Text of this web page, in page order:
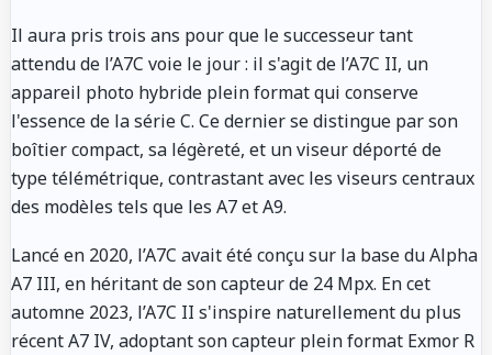
Il aura pris trois ans pour que le successeur tant
attendu de l’A7C voie le jour : il s'agit de l’A7C II, un
appareil photo hybride plein format qui conserve
l'essence de la série C. Ce dernier se distingue par son
boîtier compact, sa légèreté, et un viseur déporté de
type télémétrique, contrastant avec les viseurs centraux
des modèles tels que les A7 et A9.
Lancé en 2020, l’A7C avait été conçu sur la base du Alpha
A7 III, en héritant de son capteur de 24 Mpx. En cet
automne 2023, l’A7C II s'inspire naturellement du plus
récent A7 IV, adoptant son capteur plein format Exmor R